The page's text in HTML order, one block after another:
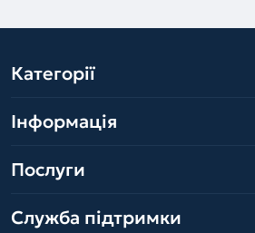
Категорії
Інформація
Послуги
Служба підтримки